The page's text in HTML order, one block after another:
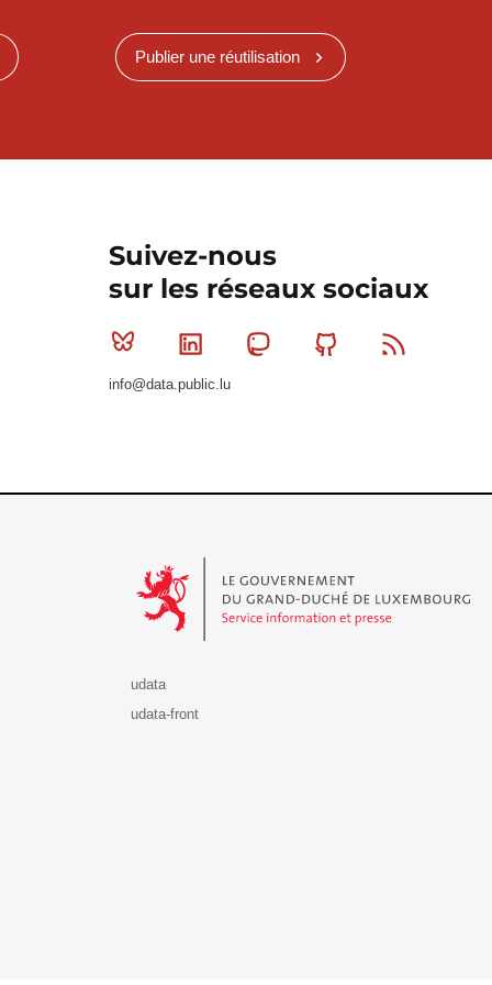
Publier une réutilisation
Suivez-nous
sur les réseaux sociaux
Bluesky Linkedin MastodonGithub
info@data.public.lu
udata
udata-front